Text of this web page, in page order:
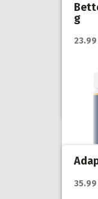
g
23.99
Katso
35.99